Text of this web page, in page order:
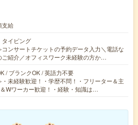
給
タイピング
ンサートチケットの予約データ入力＼電話な
ご紹介／オフィスワーク未経験の方か…
/ ブランクOK / 英語力不要
未経験歓迎！・学歴不問！・フリーター＆主
Wワーカー歓迎！・経験・知識は…